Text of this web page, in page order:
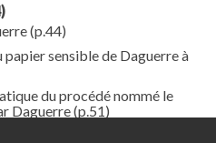
(p.44)
papier sensible de Daguerre à
du procédé nommé le
Daguerre(p.51)